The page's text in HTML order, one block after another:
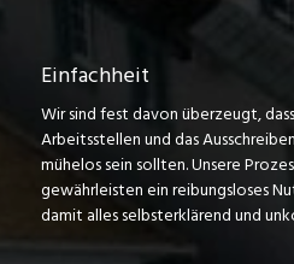
Einfachheit
Wir sind fest davon überzeugt,
Arbeitsstellen und das
mühelos sein sollten. Unsere
gewährleisten ein reibungsloses
damit alles selbsterklärend und